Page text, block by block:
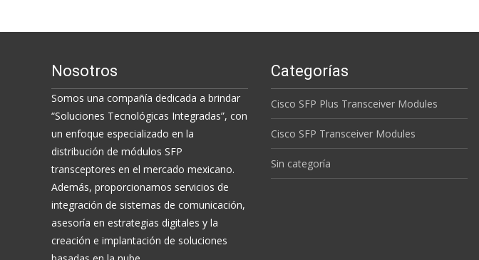
Nosotros
Somos una compañía dedicada a brindar
“Soluciones Tecnológicas Integradas”, con
un enfoque especializado en la
distribución de módulos SFP
transceptores en el mercado mexicano.
Además, proporcionamos servicios de
integración de sistemas de comunicación,
asesoría en estrategias digitales y la
creación e implantación de soluciones
Categorías
Cisco SFP Plus Transceiver Modules
Cisco SFP Transceiver Modules
Sin categoría